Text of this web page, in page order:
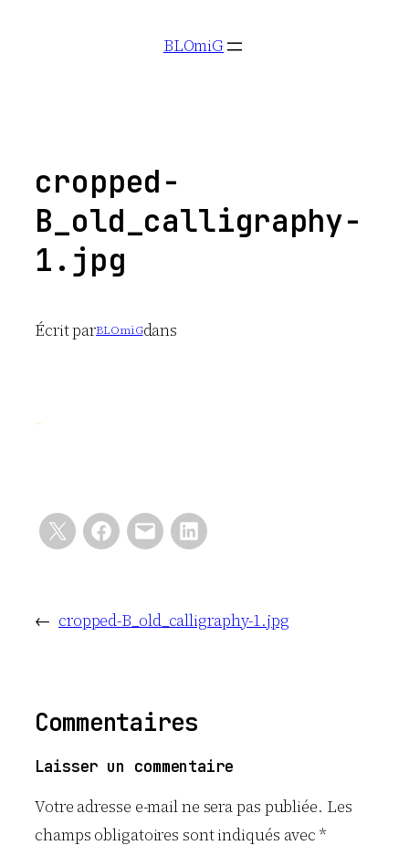
BLOmiG
cropped-
B_old_calligraphy-
1.jpg
Écrit parBLOmiGdans
← cropped-B_old_calligraphy-1.jpg
Commentaires
Laisser un commentaire
Votre adresse e-mail ne sera pas publiée. Les
champs obligatoires sont indiqués avec*